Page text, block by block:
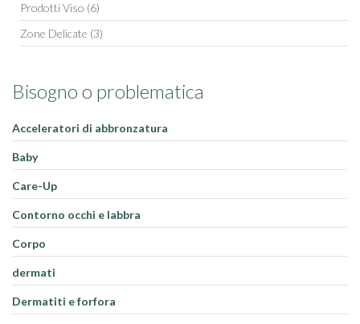
Prodotti Viso (6)
Zone Delicate (3)
Bisogno o problematica
Acceleratori di abbronzatura
Baby
Care-Up
Contorno occhi e labbra
Corpo
dermati
Dermatiti e forfora